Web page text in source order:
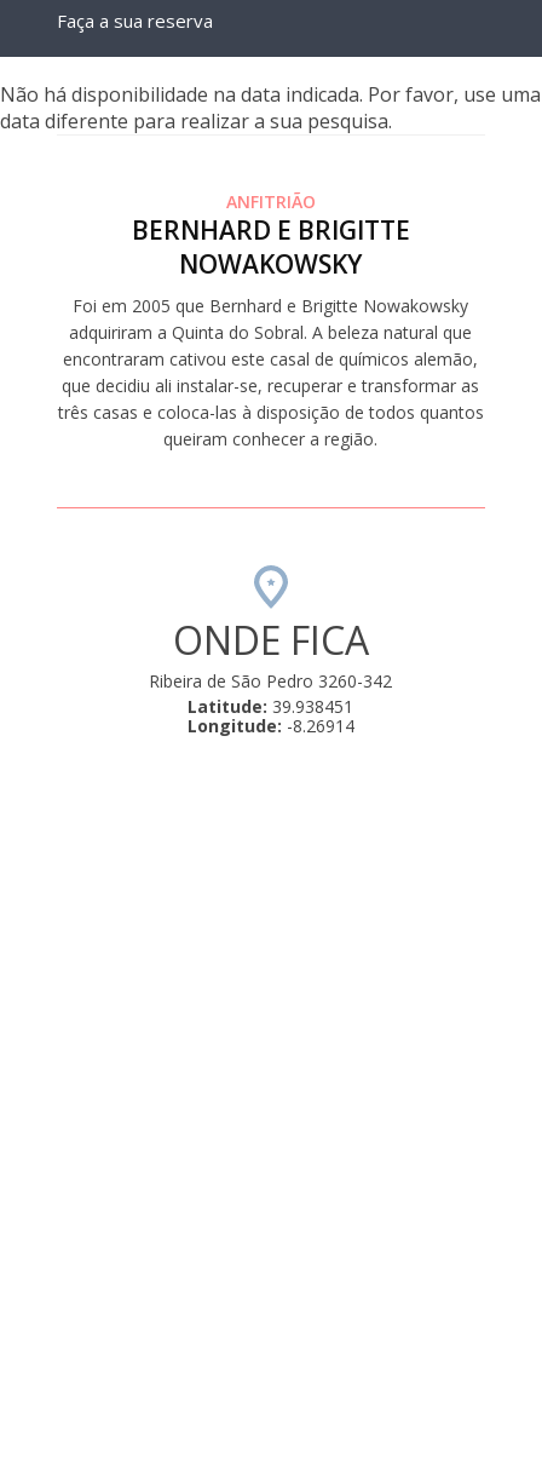
Faça a sua reserva
Não há disponibilidade na data indicada. Por favor, use uma
data diferente para realizar a sua pesquisa.
ANFITRIÃO
BERNHARD E BRIGITTE
NOWAKOWSKY
Foi em 2005 que Bernhard e Brigitte Nowakowsky
adquiriram a Quinta do Sobral. A beleza natural que
encontraram cativou este casal de químicos alemão,
que decidiu ali instalar-se, recuperar e transformar as
três casas e coloca-las à disposição de todos quantos
queiram conhecer a região.
ONDE FICA
Ribeira de São Pedro 3260-342
Latitude: 39.938451
Longitude: -8.26914